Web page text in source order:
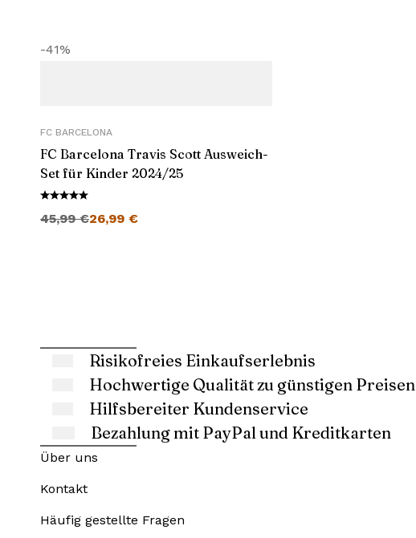
-41%
FC BARCELONA
FC Barcelona Travis Scott Ausweich-
Set für Kinder 2024/25
45,99€26,99 €
Risikofreies Einkaufserlebnis
Hochwertige Qualität zu günstigen Preisen
Hilfsbereiter Kundenservice
Bezahlung mit PayPal und Kreditkarten
Über uns
Kontakt
Häufig gestellte Fragen